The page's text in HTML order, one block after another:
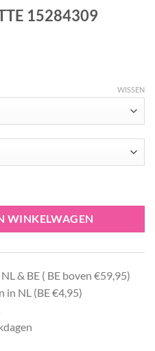
15284309
WISSEN
WINKELWAGEN
& BE ( BE boven €59,95)
in NL (BE €4,95)